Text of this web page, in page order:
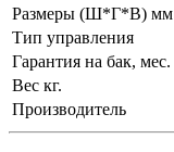
Размеры (Ш*Г*В) мм
Тип управления
Гарантия на бак, мес.
Вес кг.
Производитель